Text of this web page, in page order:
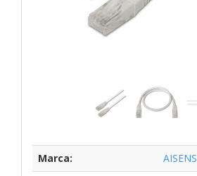
Marca:
AISENS